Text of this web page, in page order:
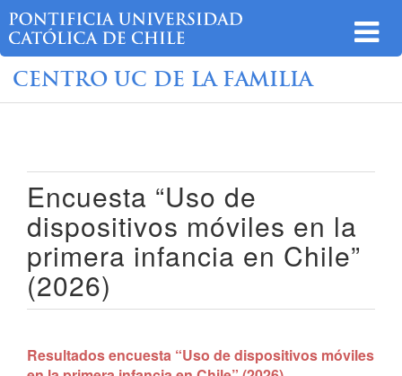
CENTRO UC DE LA FAMILIA
Encuesta “Uso de
dispositivos móviles en la
primera infancia en Chile”
(2026)
Resultados encuesta “Uso de dispositivos móviles